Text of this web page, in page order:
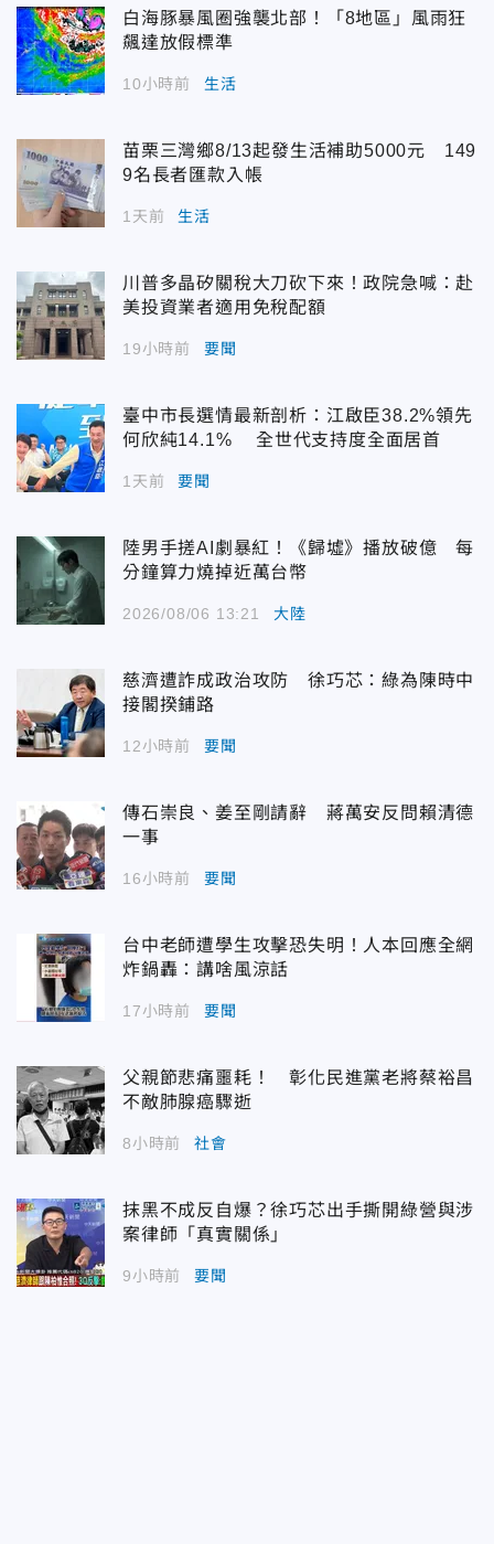
白海豚暴風圈強襲北部！「8地區」風雨狂
飆達放假標準
10小時前 生活
苗栗三灣鄉8/13起發生活補助5000元 149
9名長者匯款入帳
1天前 生活
川普多晶矽關稅大刀砍下來！政院急喊：赴
美投資業者適用免稅配額
19小時前 要聞
臺中市長選情最新剖析：江啟臣38.2%領先
何欣純14.1% 全世代支持度全面居首
1天前 要聞
陸男手搓AI劇暴紅！《歸墟》播放破億 每
分鐘算力燒掉近萬台幣
2026/08/06 13:21 大陸
慈濟遭詐成政治攻防 徐巧芯：綠為陳時中
接閣揆鋪路
12小時前 要聞
傳石崇良、姜至剛請辭 蔣萬安反問賴清德
一事
16小時前 要聞
台中老師遭學生攻擊恐失明！人本回應全網
炸鍋轟：講啥風涼話
17小時前 要聞
父親節悲痛噩耗！ 彰化民進黨老將蔡裕昌
不敵肺腺癌驟逝
8小時前 社會
抹黑不成反自爆？徐巧芯出手撕開綠營與涉
案律師「真實關係」
9小時前 要聞